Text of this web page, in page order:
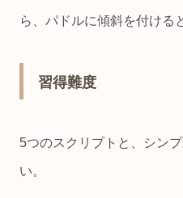
ら、パドルに傾斜を付ける
習得難度
5つのスクリプトと、シン
い。